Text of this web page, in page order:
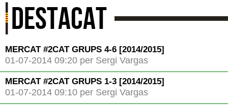
DESTACAT
MERCAT #2CAT GRUPS 4-6 [2014/2015]
01-07-2014 09:20 per Sergi Vargas
MERCAT #2CAT GRUPS 1-3 [2014/2015]
01-07-2014 09:10 per Sergi Vargas